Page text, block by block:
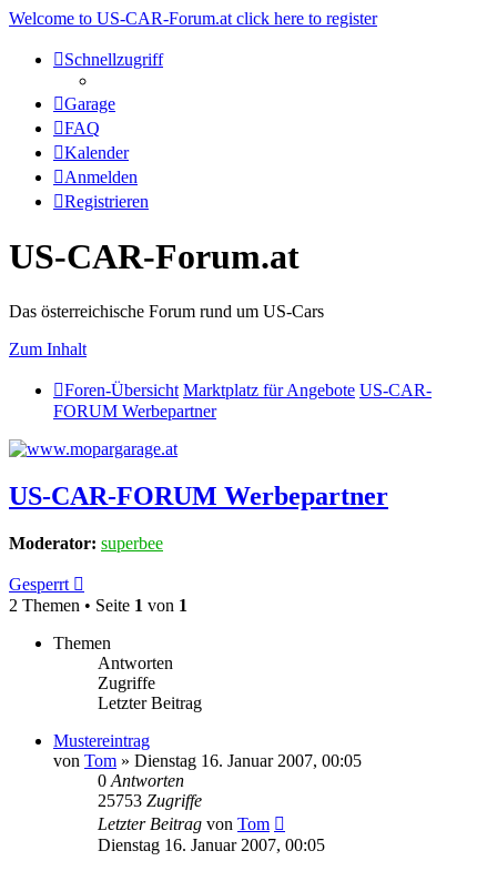
Welcome to US-CAR-Forum.at click here to register
Schnellzugriff
Garage
FAQ
Kalender
Anmelden
Registrieren
US-CAR-Forum.at
Das österreichische Forum rund um US-Cars
Zum Inhalt
Foren-Übersicht Marktplatz für Angebote US-CAR-
FORUM Werbepartner
US-CAR-FORUM Werbepartner
Moderator: superbee
Gesperrt
2 Themen • Seite 1 von 1
Themen
Antworten
Zugriffe
Letzter Beitrag
Mustereintrag
von Tom » Dienstag 16. Januar 2007, 00:05
0 Antworten
25753 Zugriffe
Letzter Beitrag von Tom
Dienstag 16. Januar 2007, 00:05